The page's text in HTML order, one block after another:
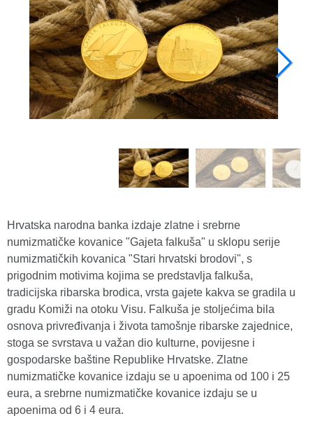
Hrvatska narodna banka izdaje zlatne i srebrne
numizmatičke kovanice "Gajeta falkuša" u sklopu serije
numizmatičkih kovanica "Stari hrvatski brodovi", s
prigodnim motivima kojima se predstavlja falkuša,
tradicijska ribarska brodica, vrsta gajete kakva se gradila u
gradu Komiži na otoku Visu. Falkuša je stoljećima bila
osnova privređivanja i života tamošnje ribarske zajednice,
stoga se svrstava u važan dio kulturne, povijesne i
gospodarske baštine Republike Hrvatske. Zlatne
numizmatičke kovanice izdaju se u apoenima od 100 i 25
eura, a srebrne numizmatičke kovanice izdaju se u
apoenima od 6 i 4 eura.